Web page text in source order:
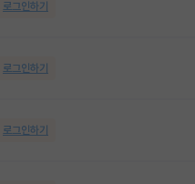
로그인하기
로그인하기
로그인하기